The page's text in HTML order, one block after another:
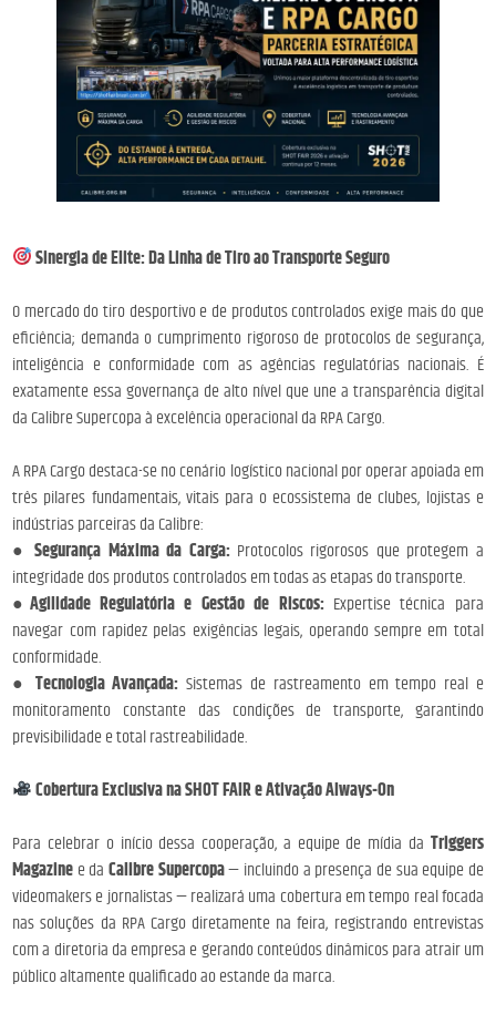
Sinergia de Elite: Da Linha de Tiro ao Transporte Seguro
O mercado do tiro desportivo e de produtos controlados exige mais do que
eficiência; demanda o cumprimento rigoroso de protocolos de segurança,
inteligência e conformidade com as agências regulatórias nacionais. É
exatamente essa governança de alto nível que une a transparência digital
da Calibre Supercopa à excelência operacional da RPA Cargo.
A RPA Cargo destaca-se no cenário logístico nacional por operar apoiada em
três pilares fundamentais, vitais para o ecossistema de clubes, lojistas e
indústrias parceiras da Calibre:
●Segurança Máxima da Carga:Protocolos rigorosos que protegem a
integridade dos produtos controlados em todas as etapas do transporte.
● Agilidade Regulatória e Gestão de Riscos:Expertise técnica para
navegar com rapidez pelas exigências legais, operando sempre em total
conformidade.
● Tecnologia Avançada: Sistemas de rastreamento em tempo real e
monitoramento constante das condições de transporte, garantindo
previsibilidade e total rastreabilidade.
Cobertura Exclusiva na SHOT FAIR e Ativação Always-On
Para celebrar o início dessa cooperação, a equipe de mídia da Triggers
Magazine e daCalibre Supercopa— incluindo a presença de sua equipe de
videomakers e jornalistas — realizará uma cobertura em tempo real focada
nas soluções da RPA Cargo diretamente na feira, registrando entrevistas
com a diretoria da empresa e gerando conteúdos dinâmicos para atrair um
público altamente qualificado ao estande da marca.